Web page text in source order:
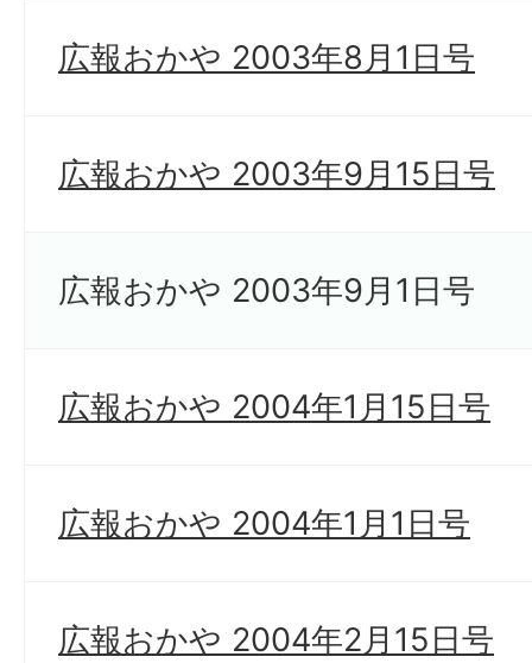
広報おかや 2003年8月1日号
広報おかや 2003年9月15日号
広報おかや 2003年9月1日号
広報おかや 2004年1月15日号
広報おかや 2004年1月1日号
広報おかや 2004年2月15日号